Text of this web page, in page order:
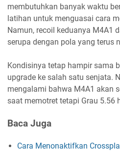
membutuhkan banyak waktu
latihan untuk menguasai cara
Namun, recoil keduanya M4A1
serupa dengan pola yang terus
Kondisinya tetap hampir sama
upgrade ke salah satu senjata.
mengalami bahwa M4A1 akan
saat memotret tetapi Grau 5.56
Baca Juga
Cara Menonaktifkan